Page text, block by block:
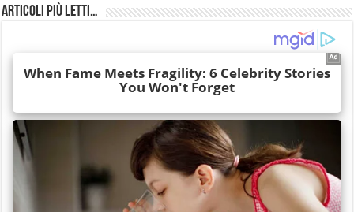
Articoli più Letti…